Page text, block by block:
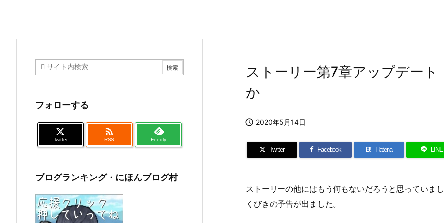
ストーリー第7章アップデー
か
 2020年5月14日
Twitter Facebook B! Hatena LINE
ストーリーの他にはもう何もないだろうと思っていま
くびきの予告が出ました。
フォローする
Twitter

RSS Feedly
ブログランキング・にほんブログ村